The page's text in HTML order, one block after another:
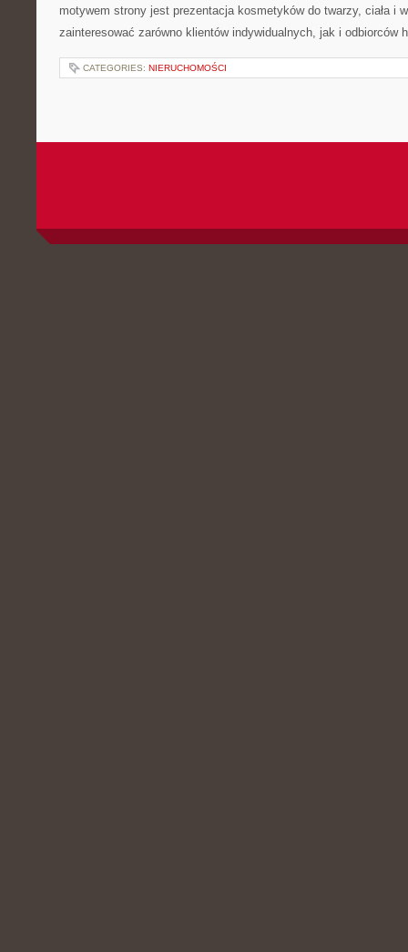
motywem strony jest prezentacja kosmetyków do twarzy, ciała i
zainteresować zarówno klientów indywidualnych, jak i
CATEGORIES: NIERUCHOMOŚCI